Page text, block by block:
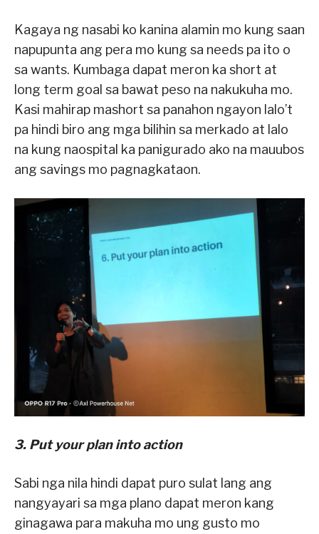
Kagaya ng nasabi ko kanina alamin mo kung saan
napupunta ang pera mo kung sa needs pa ito o
sa wants. Kumbaga dapat meron ka short at
long term goal sa bawat peso na nakukuha mo.
Kasi mahirap mashort sa panahon ngayon lalo’t
pa hindi biro ang mga bilihin sa merkado at lalo
na kung naospital ka panigurado ako na mauubos
ang savings mo pagnagkataon.
3. Put your plan into action
Sabi nga nila hindi dapat puro sulat lang ang
nangyayari sa mga plano dapat meron kang
ginagawa para makuha mo ung gusto mo